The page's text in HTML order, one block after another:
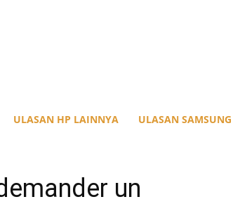
ULASAN HP LAINNYA ULASAN SAMSUNG
un